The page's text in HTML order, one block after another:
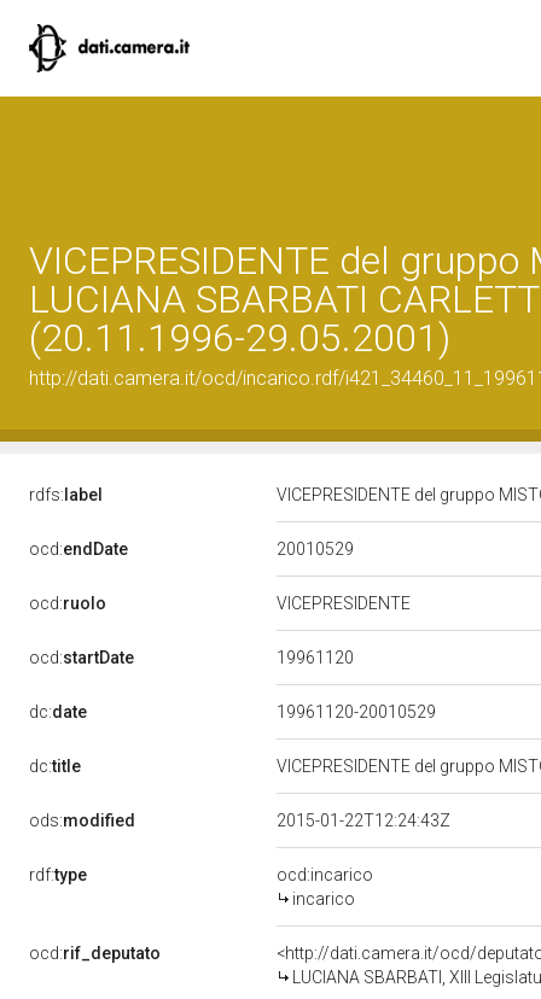
VICEPRESIDENTE del gruppo
LUCIANA SBARBATI
(20.11.1996-29.05.2001)
http://dati.camera.it/ocd/incarico.rdf/
rdfs: label VICEPRESIDENTE del gruppo
ocd:endDate 20010529
ocd:ruolo VICEPRESIDENTE
ocd:startDate 19961120
dc:date 19961120-20010529
dc:title VICEPRESIDENTE del gruppo
ods:modified 2015-01-22T12:24:43Z
rdf:type
ocd:incarico
incarico
ocd:rif_deputato
<http://dati.camera.it/ocd/
LUCIANA SBARBATI, XIII